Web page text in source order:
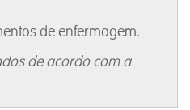
de enfermagem.
de acordo com a